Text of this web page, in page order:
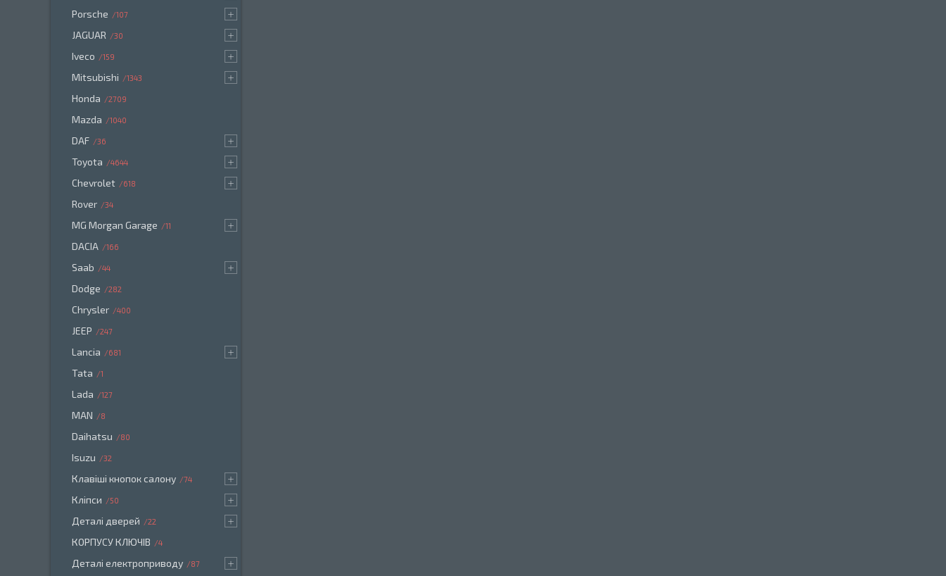
Porsche 107
JAGUAR 30
Iveco 159
Mitsubishi 1343
Honda 2709
Mazda 1040
DAF 36
Toyota 4644
Chevrolet 618
Rover 34
MG Morgan Garage 11
DACIA 166
Saab 44
Dodge 282
Chrysler 400
JEEP 247
Lancia 681
Tata 1
Lada 127
MAN 8
Daihatsu 80
Isuzu 32
Клавіші кнопок салону 74
Кліпси 50
Деталі дверей 22
КОРПУСУ КЛЮЧІВ 4
Деталі електроприводу 87